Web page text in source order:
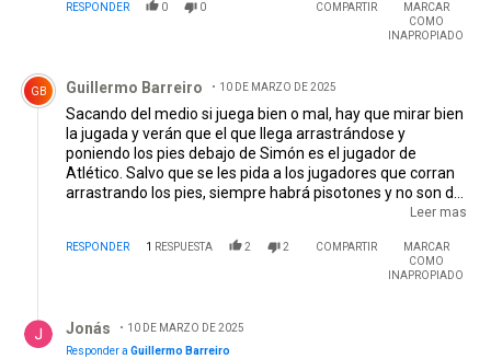
RESPONDER 0 0 COMPARTIR
MARCAR
COMO
INAPROPIADO
Comentario de Guillermo Barreiro.
GB Guillermo Barreiro 10 DE MARZO DE 2025
Sacando del medio si juega bien o mal, hay que mirar bien
la jugada y verán que el que llega arrastrándose y
poniendo los pies debajo de Simón es el jugador de
Atlético. Salvo que se les pida a los jugadores que corran
arrastrando los pies, siempre habrá pisotones y no son de
expulsión cuando hay disputa de balón. Yo no veo que
expulsión. A mi juicio hay una deliberada mala intención
del VAR, y del árbitro, al que se le recordó las instrucciones
Leer mas
RESPONDER 1 RESPUESTA 2 2 COMPARTIR
MARCAR
COMO
INAPROPIADO
Jonás
10 DE MARZO DE 2025
Responder a Guillermo Barreiro